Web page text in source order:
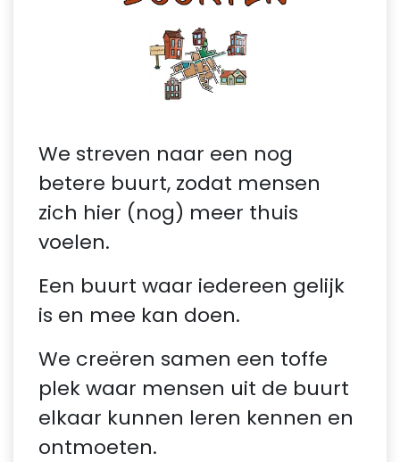
We streven naar een nog
betere buurt, zodat mensen
zich hier (nog) meer thuis
voelen.
Een buurt waar iedereen gelijk
is en mee kan doen.
We creëren samen een toffe
plek waar mensen uit de buurt
elkaar kunnen leren kennen en
ontmoeten.